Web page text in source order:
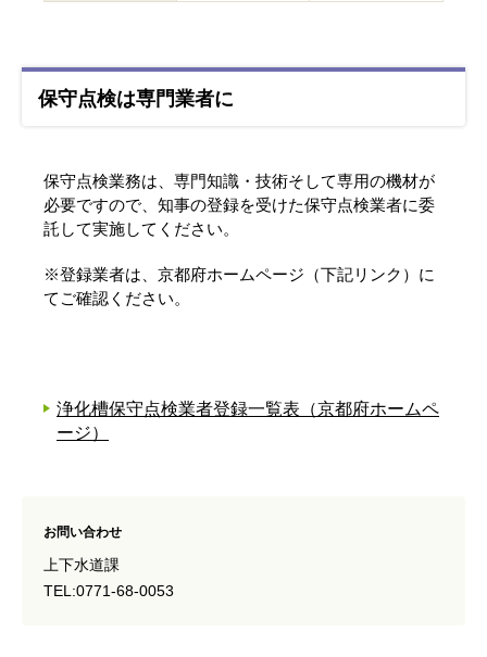
保守点検は専門業者に
保守点検業務は、専門知識・技術そして専用の機材が
必要ですので、知事の登録を受けた保守点検業者に委
託して実施してください。
※登録業者は、京都府ホームページ（下記リンク）に
てご確認ください。
浄化槽保守点検業者登録一覧表（京都府ホームペ
ージ）
お問い合わせ
上下水道課
TEL:0771-68-0053